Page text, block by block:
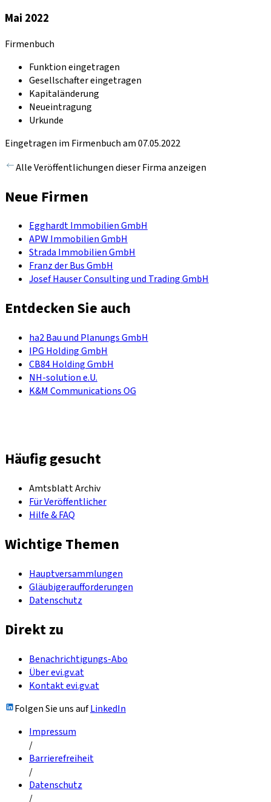
Mai 2022
Firmenbuch
Funktion eingetragen
Gesellschafter eingetragen
Kapitaländerung
Neueintragung
Urkunde
Eingetragen im Firmenbuch am 07.05.2022
Alle Veröffentlichungen dieser Firma anzeigen
Neue Firmen
Egghardt Immobilien GmbH
APW Immobilien GmbH
Strada Immobilien GmbH
Franz der Bus GmbH
Josef Hauser Consulting und Trading GmbH
Entdecken Sie auch
ha2 Bau und Planungs GmbH
IPG Holding GmbH
CB84 Holding GmbH
NH-solution e.U.
K&M Communications OG
Häufig gesucht
Amtsblatt Archiv
Für Veröffentlicher
Hilfe & FAQ
Wichtige Themen
Hauptversammlungen
Gläubigeraufforderungen
Datenschutz
Direkt zu
Benachrichtigungs-Abo
Über evi.gv.at
Kontakt evi.gv.at
Folgen Sie uns aufLinkedIn
Impressum
/
Barrierefreiheit
/
Datenschutz
/